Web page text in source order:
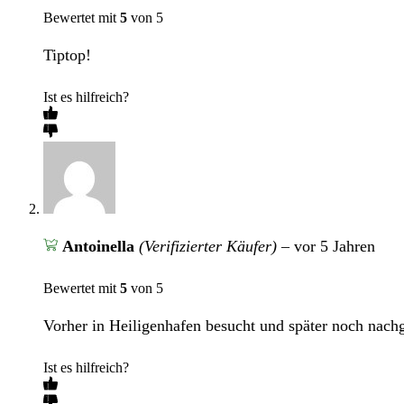
Bewertet mit 5 von 5
Tiptop!
Ist es hilfreich?
Antoinella (Verifizierter Käufer) – vor 5 Jahren
Bewertet mit 5 von 5
Vorher in Heiligenhafen besucht und später noch
Ist es hilfreich?